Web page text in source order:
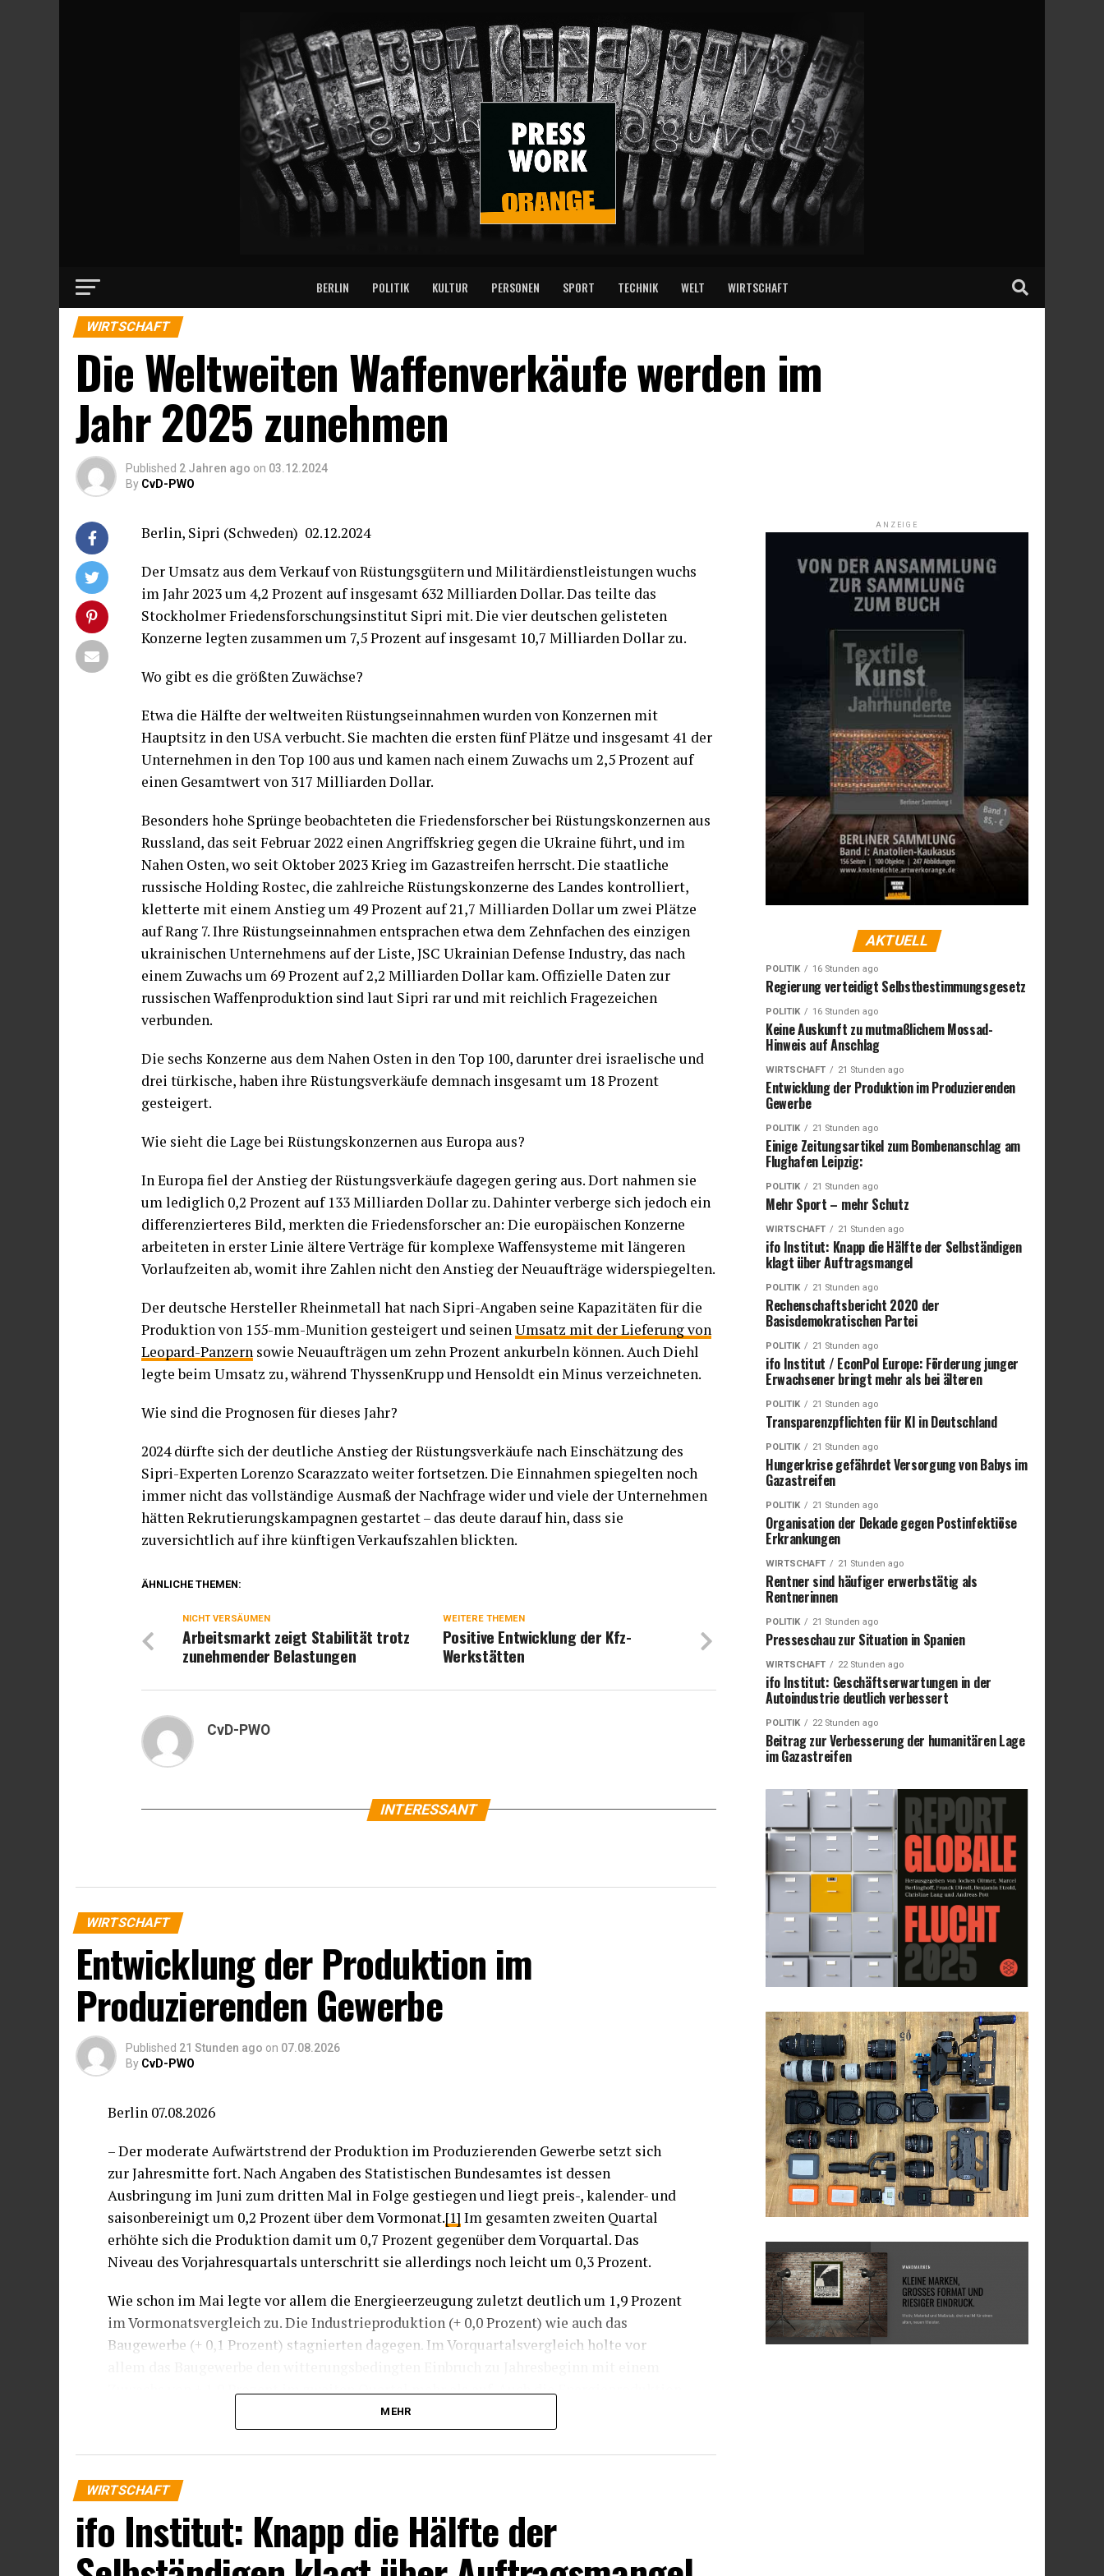
BERLIN POLITIK KULTUR PERSONEN SPORT TECHNIK WELT WIRTSCHAFT
WIRTSCHAFT
Die Weltweiten Waffenverkäufe werden im
Jahr 2025 zunehmen
Published 2 Jahren ago on 03.12.2024
By CvD-PWO
Berlin, Sipri (Schweden) 02.12.2024
Der Umsatz aus dem Verkauf von Rüstungsgütern und Militärdienstleistungen wuchs
im Jahr 2023 um 4,2 Prozent auf insgesamt 632 Milliarden Dollar. Das teilte das
Stockholmer Friedensforschungsinstitut Sipri mit. Die vier deutschen gelisteten
Konzerne legten zusammen um 7,5 Prozent auf insgesamt 10,7 Milliarden Dollar zu.
Wo gibt es die größten Zuwächse?
Etwa die Hälfte der weltweiten Rüstungseinnahmen wurden von Konzernen mit
Hauptsitz in den USA verbucht. Sie machten die ersten fünf Plätze und insgesamt 41 der
Unternehmen in den Top 100 aus und kamen nach einem Zuwachs um 2,5 Prozent auf
einen Gesamtwert von 317 Milliarden Dollar.
Besonders hohe Sprünge beobachteten die Friedensforscher bei Rüstungskonzernen aus
Russland, das seit Februar 2022 einen Angriffskrieg gegen die Ukraine führt, und im
Nahen Osten, wo seit Oktober 2023 Krieg im Gazastreifen herrscht. Die staatliche
russische Holding Rostec, die zahlreiche Rüstungskonzerne des Landes kontrolliert,
kletterte mit einem Anstieg um 49 Prozent auf 21,7 Milliarden Dollar um zwei Plätze
auf Rang 7. Ihre Rüstungseinnahmen entsprachen etwa dem Zehnfachen des einzigen
ukrainischen Unternehmens auf der Liste, JSC Ukrainian Defense Industry, das nach
einem Zuwachs um 69 Prozent auf 2,2 Milliarden Dollar kam. Offizielle Daten zur
russischen Waffenproduktion sind laut Sipri rar und mit reichlich Fragezeichen
verbunden.
Die sechs Konzerne aus dem Nahen Osten in den Top 100, darunter drei israelische und
drei türkische, haben ihre Rüstungsverkäufe demnach insgesamt um 18 Prozent
gesteigert.
Wie sieht die Lage bei Rüstungskonzernen aus Europa aus?
In Europa fiel der Anstieg der Rüstungsverkäufe dagegen gering aus. Dort nahmen sie
um lediglich 0,2 Prozent auf 133 Milliarden Dollar zu. Dahinter verberge sich jedoch ein
differenzierteres Bild, merkten die Friedensforscher an: Die europäischen Konzerne
arbeiteten in erster Linie ältere Verträge für komplexe Waffensysteme mit längeren
Vorlaufzeiten ab, womit ihre Zahlen nicht den Anstieg der Neuaufträge widerspiegelten.
Der deutsche Hersteller Rheinmetall hat nach Sipri-Angaben seine Kapazitäten für die
Produktion von 155-mm-Munition gesteigert und seinen Umsatz mit der Lieferung von
Leopard-Panzern sowie Neuaufträgen um zehn Prozent ankurbeln können. Auch Diehl
legte beim Umsatz zu, während ThyssenKrupp und Hensoldt ein Minus verzeichneten.
Wie sind die Prognosen für dieses Jahr?
2024 dürfte sich der deutliche Anstieg der Rüstungsverkäufe nach Einschätzung des
Sipri-Experten Lorenzo Scarazzato weiter fortsetzen. Die Einnahmen spiegelten noch
immer nicht das vollständige Ausmaß der Nachfrage wider und viele der Unternehmen
hätten Rekrutierungskampagnen gestartet – das deute darauf hin, dass sie
zuversichtlich auf ihre künftigen Verkaufszahlen blickten.
ÄHNLICHE THEMEN:
WEITERE THEMEN
Positive Entwicklung der Kfz-
Werkstätten
NICHT VERSÄUMEN
Arbeitsmarkt zeigt Stabilität trotz
zunehmender Belastungen
CvD-PWO
INTERESSANT
WIRTSCHAFT
Entwicklung der Produktion im
Produzierenden Gewerbe
Published 21 Stunden ago on 07.08.2026
By CvD-PWO
Berlin 07.08.2026
– Der moderate Aufwärtstrend der Produktion im Produzierenden Gewerbe setzt sich
zur Jahresmitte fort. Nach Angaben des Statistischen Bundesamtes ist dessen
Ausbringung im Juni zum dritten Mal in Folge gestiegen und liegt preis-, kalender- und
saisonbereinigt um 0,2 Prozent über dem Vormonat.[1] Im gesamten zweiten Quartal
erhöhte sich die Produktion damit um 0,7 Prozent gegenüber dem Vorquartal. Das
Niveau des Vorjahresquartals unterschritt sie allerdings noch leicht um 0,3 Prozent.
Wie schon im Mai legte vor allem die Energieerzeugung zuletzt deutlich um 1,9 Prozent
im Vormonatsvergleich zu. Die Industrieproduktion (+ 0,0 Prozent) wie auch das
Baugewerbe (+ 0,1 Prozent) stagnierten dagegen. Im Vorquartalsvergleich holte vor
erholte sich mit + 0,8 Prozent im Quartalsvergleich spürbar, während die Ausbringung in
der Industrie nur um + 0,3 Prozent zulegte. Die Produktion in den energieintensiven
Industrien schwächte sich zuletzt mit – 1,8 Prozent im Vormonatsvergleich ab; im
Vorquartalsvergleich weist sie aber einen kräftigen Anstieg um 2,5 Prozent auf.
Bei den industriellen Gütergruppen weisen die Konsumgüterproduzenten einen
spürbaren Zuwachs im Vormonatsvergleich auf (+ 1,0 Prozent). Die Produktion bei
Investitionsgütern stagnierte dagegen nahezu (+ 0,2 Prozent) und die
MEHR
WIRTSCHAFT
ifo Institut: Knapp die Hälfte der
ANZEIGE
AKTUELL
POLITIK 16 Stunden ago
Regierung verteidigt Selbstbestimmungsgesetz
POLITIK 16 Stunden ago
Keine Auskunft zu mutmaßlichem Mossad-
Hinweis auf Anschlag
WIRTSCHAFT 21 Stunden ago
Entwicklung der Produktion im Produzierenden
Gewerbe
POLITIK 21 Stunden ago
Einige Zeitungsartikel zum Bombenanschlag am
Flughafen Leipzig:
POLITIK 21 Stunden ago
Mehr Sport – mehr Schutz
WIRTSCHAFT 21 Stunden ago
ifo Institut: Knapp die Hälfte der Selbständigen
klagt über Auftragsmangel
POLITIK 21 Stunden ago
Rechenschaftsbericht 2020 der
Basisdemokratischen Partei
POLITIK 21 Stunden ago
ifo Institut / EconPol Europe: Förderung junger
Erwachsener bringt mehr als bei älteren
POLITIK 21 Stunden ago
Transparenzpflichten für KI in Deutschland
POLITIK 21 Stunden ago
Hungerkrise gefährdet Versorgung von Babys im
Gazastreifen
POLITIK 21 Stunden ago
Organisation der Dekade gegen Postinfektiöse
Erkrankungen
WIRTSCHAFT 21 Stunden ago
Rentner sind häufiger erwerbstätig als
Rentnerinnen
POLITIK 21 Stunden ago
Presseschau zur Situation in Spanien
WIRTSCHAFT 22 Stunden ago
ifo Institut: Geschäftserwartungen in der
Autoindustrie deutlich verbessert
POLITIK 22 Stunden ago
Beitrag zur Verbesserung der humanitären Lage
im Gazastreifen